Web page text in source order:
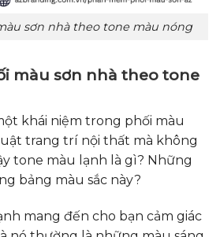
sơn nhà theo tone màu nóng
màu sơn nhà theo tone
khái niệm trong phối màu
trang trí nội thất mà không
tone màu lạnh là gì? Những
bảng màu sắc này?
mang đến cho bạn cảm giác